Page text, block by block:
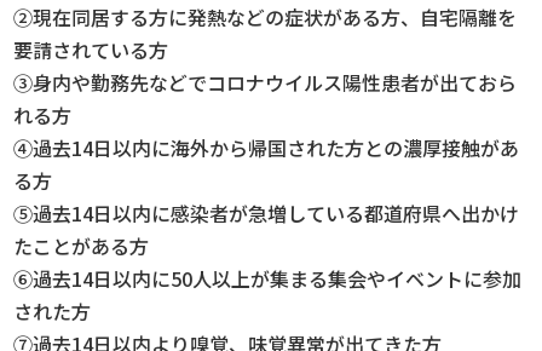
②現在同居する方に発熱などの症状がある方、自宅隔離を
要請されている方
③身内や勤務先などでコロナウイルス陽性患者が出ておら
れる方
④過去14日以内に海外から帰国された方との濃厚接触があ
る方
⑤過去14日以内に感染者が急増している都道府県へ出かけ
たことがある方
⑥過去14日以内に50人以上が集まる集会やイベントに参加
された方
⑦過去14日以内より嗅覚、味覚異常が出てきた方